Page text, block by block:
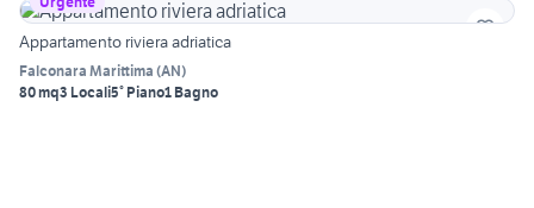
Appartamento riviera adriatica
Falconara Marittima (AN)
80 mq3 Locali5° Piano1 Bagno